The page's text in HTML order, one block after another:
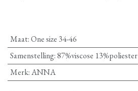
Maat:One size 34-46
Samenstelling:87%viscose 13%poliester
Merk:ANNA